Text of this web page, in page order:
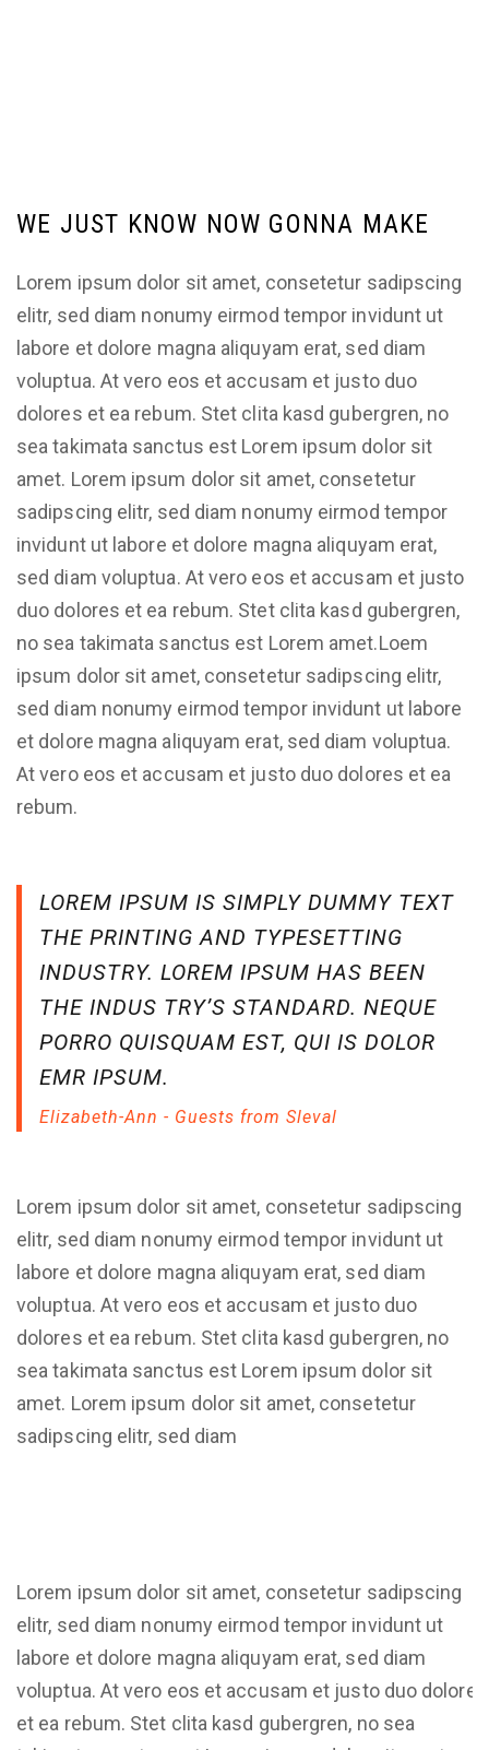
WE JUST KNOW NOW GONNA MAKE
Lorem ipsum dolor sit amet, consetetur sadipscing
elitr, sed diam nonumy eirmod tempor invidunt ut
labore et dolore magna aliquyam erat, sed diam
voluptua. At vero eos et accusam et justo duo
dolores et ea rebum. Stet clita kasd gubergren, no
sea takimata sanctus est Lorem ipsum dolor sit
amet. Lorem ipsum dolor sit amet, consetetur
sadipscing elitr, sed diam nonumy eirmod tempor
invidunt ut labore et dolore magna aliquyam erat,
sed diam voluptua. At vero eos et accusam et justo
duo dolores et ea rebum. Stet clita kasd gubergren,
no sea takimata sanctus est Lorem amet.Loem
ipsum dolor sit amet, consetetur sadipscing elitr,
sed diam nonumy eirmod tempor invidunt ut labore
et dolore magna aliquyam erat, sed diam voluptua.
At vero eos et accusam et justo duo dolores et ea
rebum.
LOREM IPSUM IS SIMPLY DUMMY TEXT
THE PRINTING AND TYPESETTING
INDUSTRY. LOREM IPSUM HAS BEEN
THE INDUS TRY’S STANDARD. NEQUE
PORRO QUISQUAM EST, QUI IS DOLOR
EMR IPSUM.
Elizabeth-Ann - Guests from Sleval
Lorem ipsum dolor sit amet, consetetur sadipscing
elitr, sed diam nonumy eirmod tempor invidunt ut
labore et dolore magna aliquyam erat, sed diam
voluptua. At vero eos et accusam et justo duo
dolores et ea rebum. Stet clita kasd gubergren, no
sea takimata sanctus est Lorem ipsum dolor sit
amet. Lorem ipsum dolor sit amet, consetetur
sadipscing elitr, sed diam
Lorem ipsum dolor sit amet, consetetur sadipscing
elitr, sed diam nonumy eirmod tempor invidunt ut
labore et dolore magna aliquyam erat, sed diam
voluptua. At vero eos et accusam et justo duo dolores
et ea rebum. Stet clita kasd gubergren, no sea